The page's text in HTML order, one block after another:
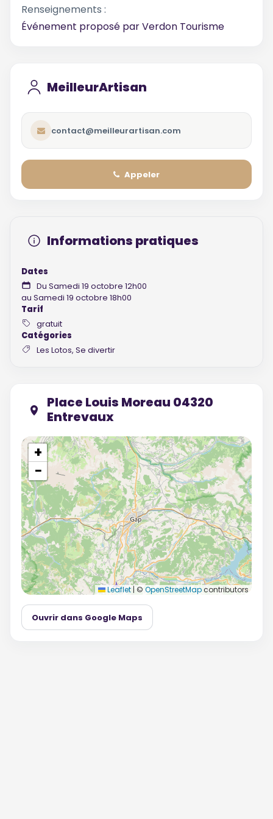
Renseignements :
Événement proposé parVerdon Tourisme
MeilleurArtisan
contact@meilleurartisan.com
Appeler
Informations pratiques
Dates
Du Samedi 19 octobre 12h00
au Samedi 19 octobre 18h00
Tarif
gratuit
Catégories
Les Lotos, Se divertir
Place Louis Moreau 04320
Entrevaux
+
−
Leaflet | © OpenStreetMapcontributors
Ouvrir dans Google Maps